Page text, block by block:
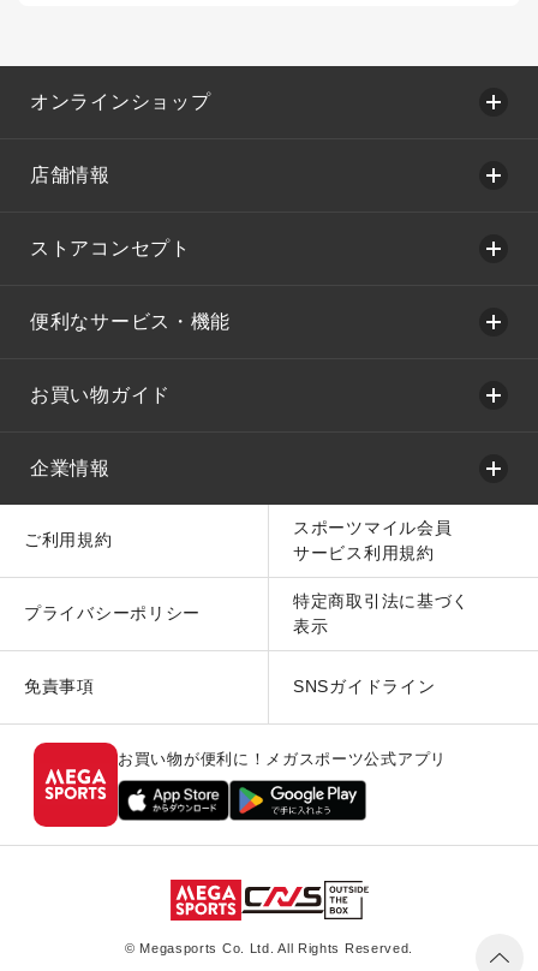
オンラインショップ
店舗情報
ストアコンセプト
便利なサービス・機能
お買い物ガイド
企業情報
ご利用規約
スポーツマイル会員
サービス利用規約
プライバシーポリシー
特定商取引法に基づく
表示
免責事項 SNSガイドライン
お買い物が便利に！メガスポーツ公式アプリ
© Megasports Co. Ltd. All Rights Reserved.